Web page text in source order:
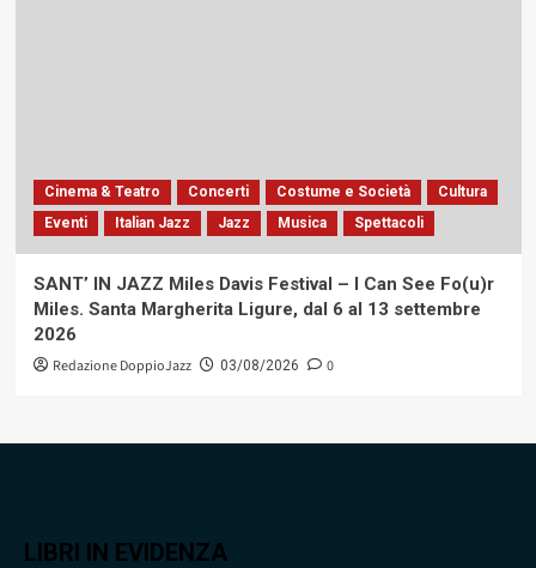
Cinema & Teatro Concerti Costume e Società
Cultura
Eventi
Italian Jazz Jazz Musica Spettacoli
SANT’ IN JAZZ Miles Davis Festival – I Can See Fo(u)r
Miles. Santa Margherita Ligure, dal 6 al 13 settembre
2026
Redazione DoppioJazz 03/08/2026 0
LIBRI IN EVIDENZA